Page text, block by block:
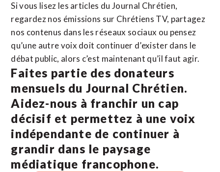
Si vous lisez les articles du Journal Chrétien,
regardez nos émissions sur Chrétiens TV, partagez
nos contenus dans les réseaux sociaux ou pensez
qu’une autre voix doit continuer d’exister dans le
débat public, alors c’est maintenant qu’il faut agir.
Faites partie des donateurs
mensuels du Journal Chrétien.
Aidez-nous à franchir un cap
décisif et permettez à une voix
indépendante de continuer à
grandir dans le paysage
médiatique francophone.